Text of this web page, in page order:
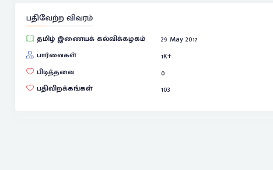
பதிவேற்ற விவரம்
தமிழ் இணையக் கல்விக்கழகம்
29 May 2017
பார்வைகள்
1K+
பிடித்தவை
0
பதிவிறக்கங்கள்
103